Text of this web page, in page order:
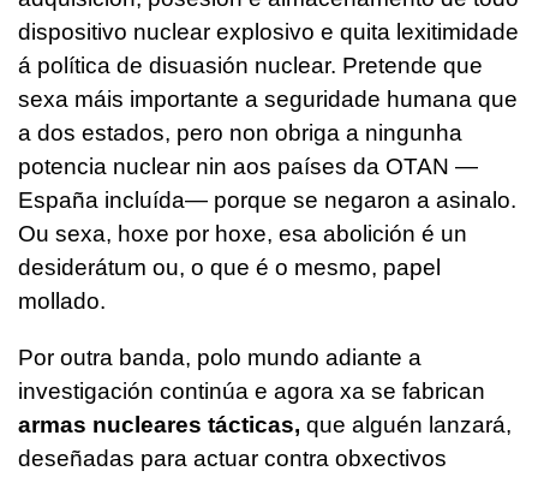
dispositivo nuclear explosivo e quita lexitimidade
á política de disuasión nuclear. Pretende que
sexa máis importante a seguridade humana que
a dos estados, pero non obriga a ningunha
potencia nuclear nin aos países da OTAN —
España incluída— porque se negaron a asinalo.
Ou sexa, hoxe por hoxe, esa abolición é un
desiderátum ou, o que é o mesmo, papel
mollado.
Por outra banda, polo mundo adiante a
investigación continúa e agora xa se fabrican
armas nucleares tácticas, que alguén lanzará,
deseñadas para actuar contra obxectivos